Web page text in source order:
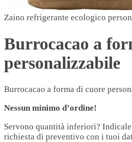
Zaino refrigerante ecologico
Burrocacao a
personalizzabile
Burrocacao a forma di cuore
Nessun minimo d’ordine!
Servono quantità inferiori?
richiesta di preventivo con i tuoi